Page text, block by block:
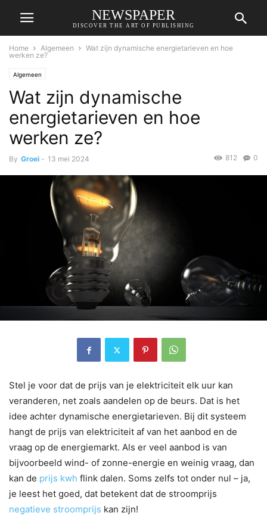
NEWSPAPER
DISCOVER THE ART OF PUBLISHING
Home Algemeen
Wat zijn dynamische energietarieven en hoe
werken ze?
Algemeen
Wat zijn dynamische
energietarieven en hoe
werken ze?
By Groei - 13 mei 2024 0
812
Stel je voor dat de prijs van je elektriciteit elk uur kan
veranderen, net zoals aandelen op de beurs. Dat is het
idee achter dynamische energietarieven. Bij dit systeem
hangt de prijs van elektriciteit af van het aanbod en de
vraag op de energiemarkt. Als er veel aanbod is van
bijvoorbeeld wind- of zonne-energie en weinig vraag, dan
kan de prijs kwh flink dalen. Soms zelfs tot onder nul – ja,
je leest het goed, dat betekent dat de stroomprijs
negatieve stroomprijs kan zijn!